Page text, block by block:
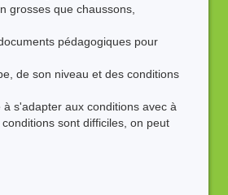
grosses que chaussons,
pédagogiques pour
de son niveau et des conditions
s'adapter aux conditions avec à
sont difficiles, on peut